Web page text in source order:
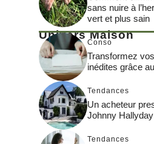
sans nuire à
vert et plus sain
Univers Maison
Conso
Transformez
inédites grâce
Tendances
Un acheteur
Johnny
Tendances